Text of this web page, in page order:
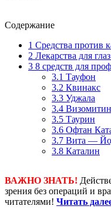
Содержание
1 Средства против
2 Лекарства для
3 8 средств для
3.1 Тауфон
3.2 Квинакс
3.3 Уджала
3.4 Визомитин
3.5 Таурин
3.6 Офтан
3.7 Вита —
3.8 Каталин
ВАЖНО ЗНАТЬ!
зрения без операций и
читателями! Читать